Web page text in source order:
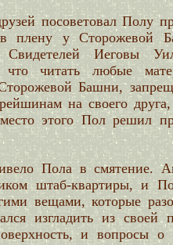
посоветовал Полу
плену у Сторожевой
Иеговы
читать любые
Башни,
на своего
этого Пол решил
Пола в смятение.
штаб-квартиры, и
вещами, которые
изгладить из своей
и вопросы о